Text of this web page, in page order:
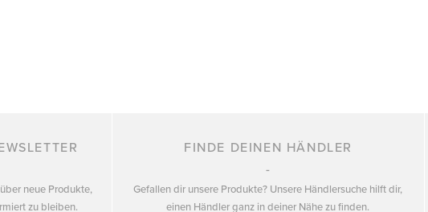
neue Produkte,
zu bleiben.
FINDE DEINEN HÄNDLER
Gefallen dir unsere Produkte? Unsere Händlersuche hilft dir,
einen Händler ganz in deiner Nähe zu finden.